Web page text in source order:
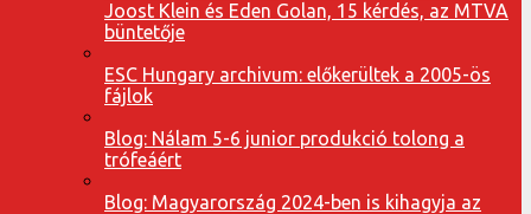
Joost Klein és Eden Golan, 15 kérdés, az MTVA
büntetője
ESC Hungary archivum: előkerültek a 2005-ös
fájlok
Blog: Nálam 5-6 junior produkció tolong a
trófeáért
Blog: Magyarország 2024-ben is kihagyja az